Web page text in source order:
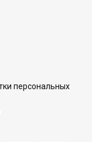
персональных